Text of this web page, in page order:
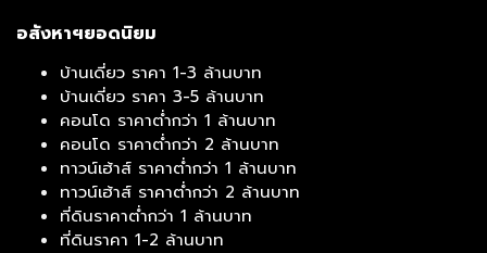
อสังหาฯยอดนิยม
บ้านเดี่ยว ราคา 1-3 ล้านบาท
บ้านเดี่ยว ราคา 3-5 ล้านบาท
คอนโด ราคาต่ำกว่า 1 ล้านบาท
คอนโด ราคาต่ำกว่า 2 ล้านบาท
ทาวน์เฮ้าส์ ราคาต่ำกว่า 1 ล้านบาท
ทาวน์เฮ้าส์ ราคาต่ำกว่า 2 ล้านบาท
ที่ดินราคาต่ำกว่า 1 ล้านบาท
ที่ดินราคา 1-2 ล้านบาท